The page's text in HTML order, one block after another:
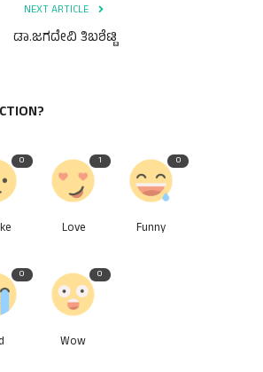
NEXT ARTICLE
ಡಾ.ಜಗದೇವಿ ತಿಬಶೆಟ್ಟಿ
0 1
Love
0
Funny
0 0
Wow